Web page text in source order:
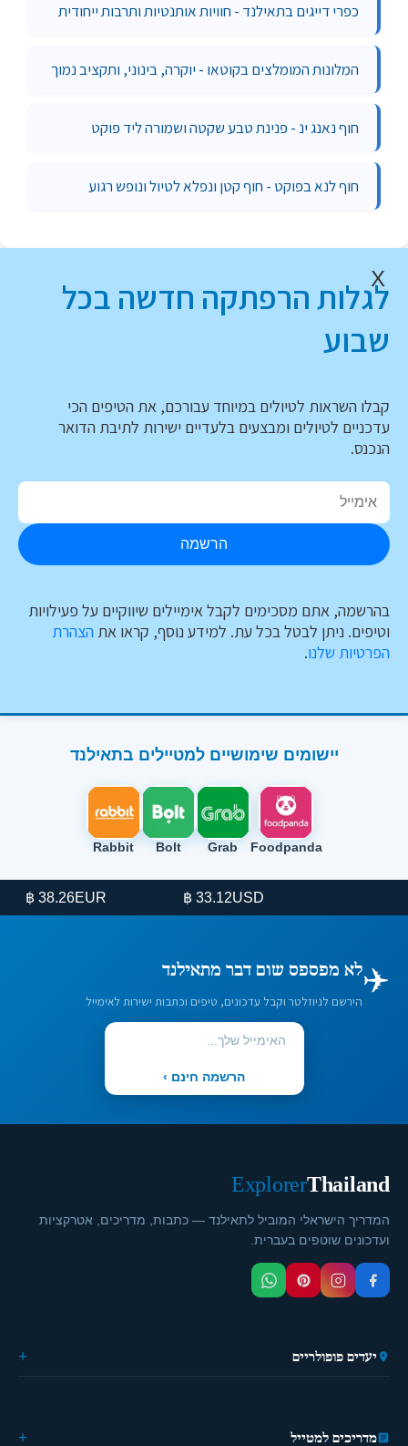
כפרי דייגים בתאילנד - חוויות אותנטיות ותרבות ייחודית
המלונות המומלצים בקוטאו - יוקרה, בינוני, ותקציב נמוך
חוף נאנג ינ - פנינת טבע שקטה ושמורה ליד פוקט
חוף לנא בפוקט - חוף קטן ונפלא לטיול ונופש רגוע
X
לגלות הרפתקה חדשה בכל
שבוע
קבלו השראות לטיולים במיוחד עבורכם, את הטיפים הכי
עדכניים לטיולים ומבצעים בלעדיים ישירות לתיבת הדואר
הנכנס.
הרשמה
בהרשמה, אתם מסכימים לקבל אימיילים שיווקיים על פעילויות
וטיפים. ניתן לבטל בכל עת. למידע נוסף, קראו את הצהרת
הפרטיות שלנו.
יישומים שימושיים למטיילים בתאילנד
Foodpanda
Grab
Bolt
Rabbit
USD
33.12 ฿
EUR
38.26 ฿
✈️לא מפספס שום דבר מתאילנד
הירשם לניוזלטר וקבל עדכונים, טיפים וכתבות ישירות לאימייל
הרשמה חינם ›
Thailand
Explorer
המדריך הישראלי המוביל לתאילנד — כתבות, מדריכים, אטרקציות
ועדכונים שוטפים בעברית.
יעדים פופולריים
🎭 פאטייה
מדריכים למטייל